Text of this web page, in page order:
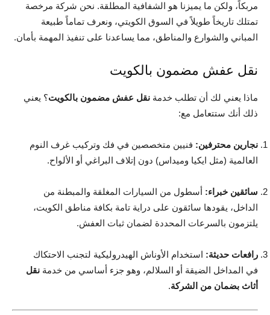
مربكاً، ولكن ما يميزنا هو الشفافية المطلقة. نحن شركة مرخصة
تمتلك تاريخاً طويلاً في السوق الكويتي، ونعرف تماماً طبيعة
المباني والشوارع والمناطق، مما يساعدنا على تنفيذ المهمة بأمان.
نقل عفش مضمون بالكويت
ماذا يعني لك أن تطلب خدمة نقل عفش مضمون بالكويت؟ يعني
ذلك أنك ستتعامل مع:
نجارين محترفين: فنيين متخصصين في فك وتركيب غرف النوم
العالمية (مثل ايكيا وميداس) دون إتلاف البراغي أو الألواح.
سائقين خبراء: أسطول من السيارات المغلقة والمبطنة من
الداخل، يقودها سائقون على دراية تامة بكافة مناطق الكويت،
يلتزمون بالسرعات المحددة لضمان ثبات العفش.
رافعات حديثة: استخدام الأوناش الهيدروليكية لتجنب الاحتكاك
في المداخل الضيقة أو السلالم، وهو جزء أساسي من خدمة نقل
أثاث بضمان من الشركة.